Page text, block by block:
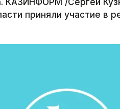
КАЗИНФОРМ /Сергей
приняли участие в